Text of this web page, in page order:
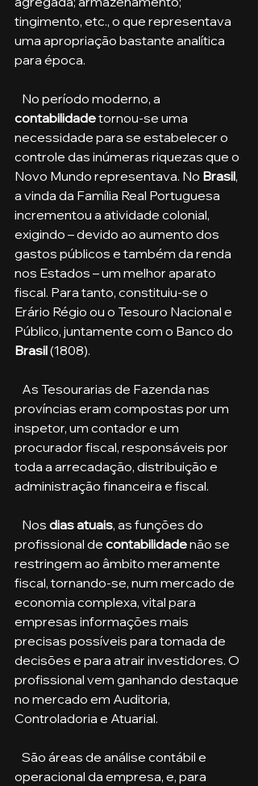
tingimento, etc., o que representava
uma apropriação bastante analítica
para época.
   No período moderno, a
contabilidade tornou-se uma
necessidade para se estabelecer o
controle das inúmeras riquezas que o
Novo Mundo representava. No Brasil,
a vinda da Família Real Portuguesa
incrementou a atividade colonial,
exigindo – devido ao aumento dos
gastos públicos e também da renda
nos Estados – um melhor aparato
fiscal. Para tanto, constituiu-se o
Erário Régio ou o Tesouro Nacional e
Público, juntamente com o Banco do
Brasil (1808).
províncias eram compostas por um
inspetor, um contador e um
procurador fiscal, responsáveis por
toda a arrecadação, distribuição e
administração financeira e fiscal.
   Nos
dias atuais, as funções do
profissional de contabilidade não se
restringem ao âmbito meramente
fiscal, tornando-se, num mercado de
economia complexa, vital para
empresas informações mais
precisas possíveis para tomada de
decisões e para atrair investidores. O
profissional vem ganhando destaque
no mercado em Auditoria,
Controladoria e Atuarial.
operacional da empresa, e, para